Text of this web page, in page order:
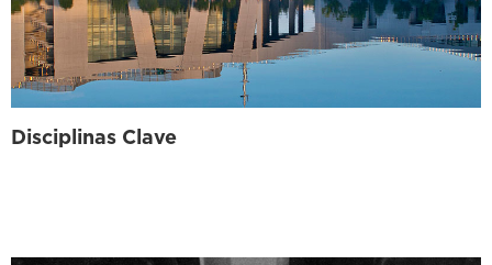
Disciplinas Clave